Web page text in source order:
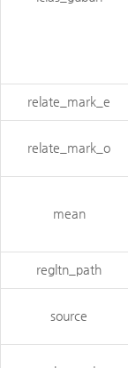
relate_mark_e
relate_mark_o
mean
regltn_path
source